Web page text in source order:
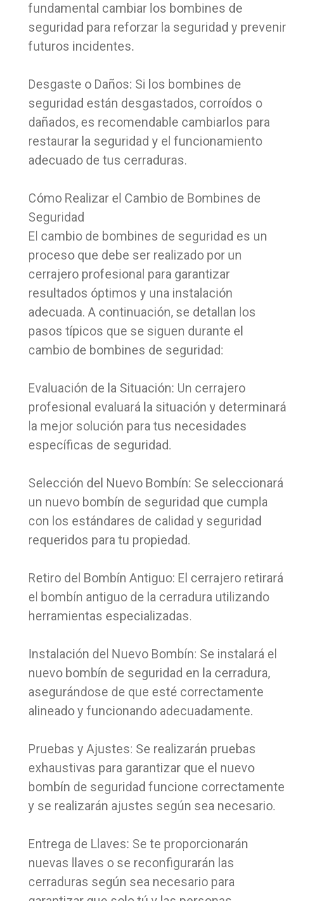
fundamental cambiar los bombines de
seguridad para reforzar la seguridad y prevenir
futuros incidentes.
Desgaste o Daños: Si los bombines de
seguridad están desgastados, corroídos o
dañados, es recomendable cambiarlos para
restaurar la seguridad y el funcionamiento
adecuado de tus cerraduras.
Cómo Realizar el Cambio de Bombines de
Seguridad
El cambio de bombines de seguridad es un
proceso que debe ser realizado por un
cerrajero profesional para garantizar
resultados óptimos y una instalación
adecuada. A continuación, se detallan los
pasos típicos que se siguen durante el
cambio de bombines de seguridad:
Evaluación de la Situación: Un cerrajero
profesional evaluará la situación y determinará
la mejor solución para tus necesidades
específicas de seguridad.
Selección del Nuevo Bombín: Se seleccionará
un nuevo bombín de seguridad que cumpla
con los estándares de calidad y seguridad
requeridos para tu propiedad.
Retiro del Bombín Antiguo: El cerrajero retirará
el bombín antiguo de la cerradura utilizando
herramientas especializadas.
Instalación del Nuevo Bombín: Se instalará el
nuevo bombín de seguridad en la cerradura,
asegurándose de que esté correctamente
alineado y funcionando adecuadamente.
Pruebas y Ajustes: Se realizarán pruebas
exhaustivas para garantizar que el nuevo
bombín de seguridad funcione correctamente
y se realizarán ajustes según sea necesario.
Entrega de Llaves: Se te proporcionarán
nuevas llaves o se reconfigurarán las
cerraduras según sea necesario para